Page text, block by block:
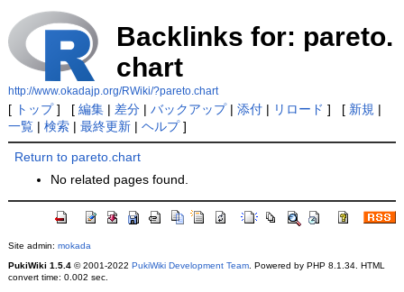
Backlinks for: pareto.
chart
http://www.okadajp.org/RWiki/?pareto.chart
[ トップ] [ 編集| 差分| バックアップ| 添付| リロード ] [ 新規 |
一覧| 検索| 最終更新| ヘルプ]
Return to pareto.chart
No related pages found.
Site admin: mokada
PukiWiki 1.5.4© 2001-2022 PukiWiki Development Team. Powered by PHP 8.1.34. HTML
convert time: 0.002 sec.